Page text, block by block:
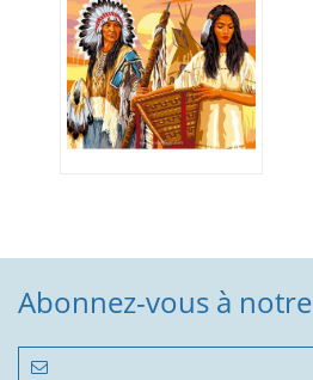
Abonnez-vous à notre